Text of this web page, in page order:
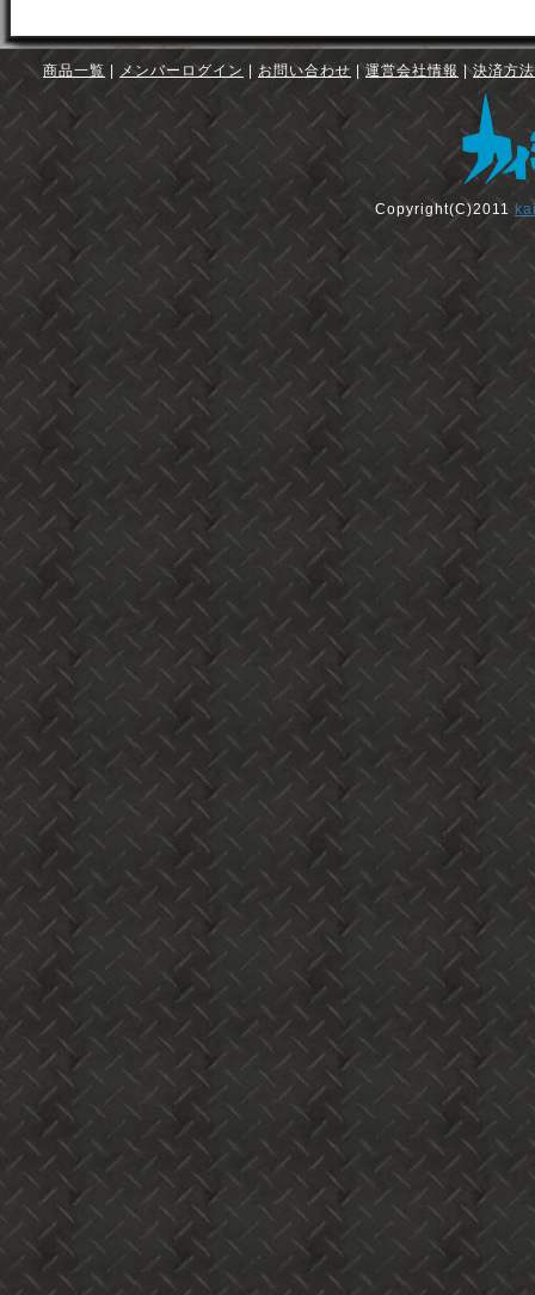
商品一覧 メンバーログイン お問い合わせ 運営会社情報 |決済方
Copyright(C)2011